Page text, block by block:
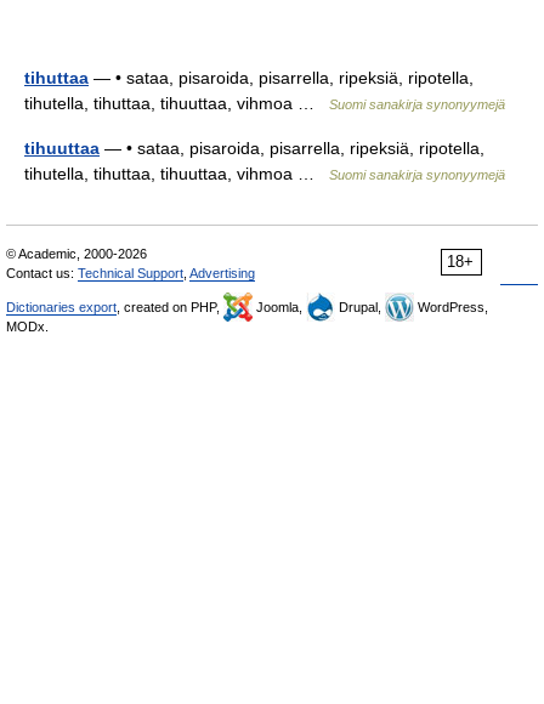
tihuttaa — • sataa, pisaroida, pisarrella, ripeksiä, ripotella,
tihutella, tihuttaa, tihuuttaa, vihmoa …
Suomi sanakirja synonyymejä
tihuuttaa — • sataa, pisaroida, pisarrella, ripeksiä, ripotella,
tihutella, tihuttaa, tihuuttaa, vihmoa …
Suomi sanakirja synonyymejä
18+
© Academic, 2000-2026
Contact us: Technical Support Advertising
Dictionaries export , created on PHP, Joomla, Drupal,
WordPress,
MODx.